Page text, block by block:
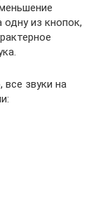
из кнопок,
звуки на